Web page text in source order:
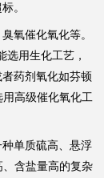
。
氧催化氧化等。
选用生化工艺，
药剂氧化如芬顿
高级催化氧化工
单质硫高、悬浮
含盐量高的复杂